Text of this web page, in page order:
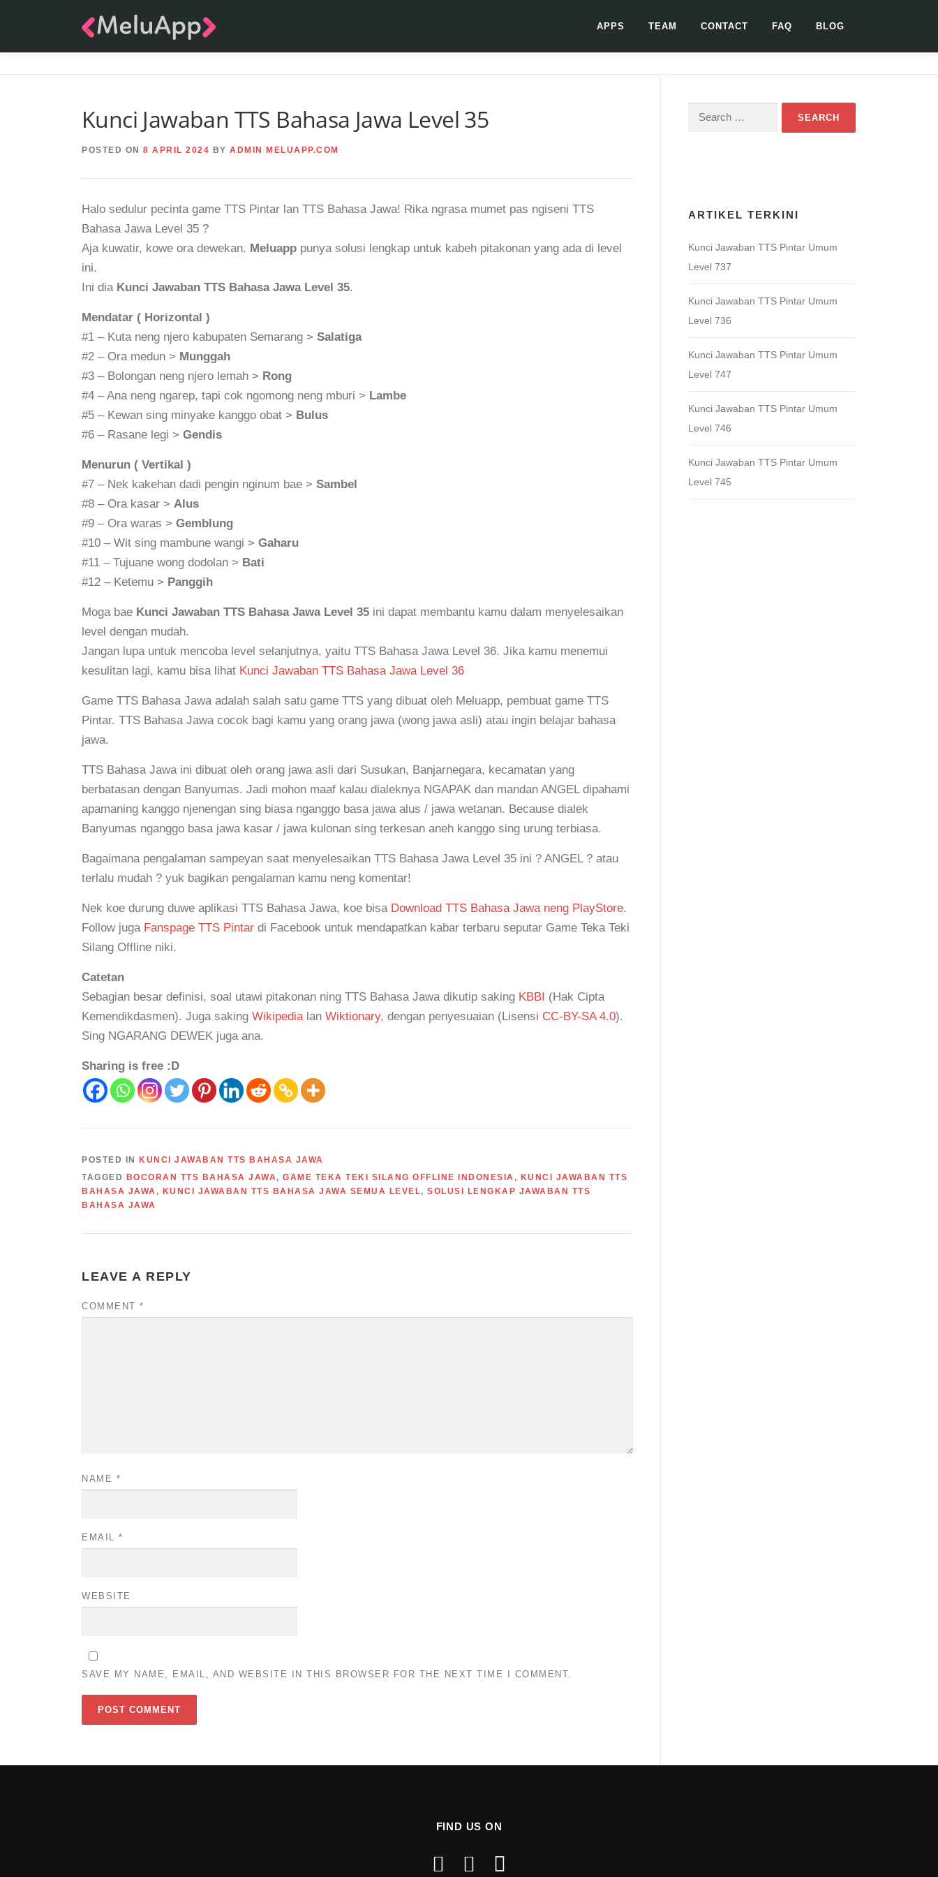
APPS TEAM CONTACT FAQ BLOG
Kunci Jawaban TTS Bahasa Jawa Level 35
POSTED ON 8 APRIL 2024 BY ADMIN MELUAPP.COM
Halo sedulur pecinta game TTS Pintar lan TTS Bahasa Jawa! Rika ngrasa mumet pas ngiseni TTS
Bahasa Jawa Level 35 ?
Aja kuwatir, kowe ora dewekan. Meluapp punya solusi lengkap untuk kabeh pitakonan yang ada di level
ini.
Ini dia Kunci Jawaban TTS Bahasa Jawa Level 35.
Mendatar ( Horizontal )
#1 – Kuta neng njero kabupaten Semarang > Salatiga
#2 – Ora medun > Munggah
#3 – Bolongan neng njero lemah > Rong
#4 – Ana neng ngarep, tapi cok ngomong neng mburi > Lambe
#5 – Kewan sing minyake kanggo obat > Bulus
#6 – Rasane legi > Gendis
Menurun ( Vertikal )
#7 – Nek kakehan dadi pengin nginum bae > Sambel
#8 – Ora kasar > Alus
#9 – Ora waras > Gemblung
#10 – Wit sing mambune wangi > Gaharu
#11 – Tujuane wong dodolan > Bati
#12 – Ketemu > Panggih
Moga bae Kunci Jawaban TTS Bahasa Jawa Level 35 ini dapat membantu kamu dalam menyelesaikan
level dengan mudah.
Jangan lupa untuk mencoba level selanjutnya, yaitu TTS Bahasa Jawa Level 36. Jika kamu menemui
kesulitan lagi, kamu bisa lihat Kunci Jawaban TTS Bahasa Jawa Level 36
Game TTS Bahasa Jawa adalah salah satu game TTS yang dibuat oleh Meluapp, pembuat game TTS
Pintar. TTS Bahasa Jawa cocok bagi kamu yang orang jawa (wong jawa asli) atau ingin belajar bahasa
jawa.
TTS Bahasa Jawa ini dibuat oleh orang jawa asli dari Susukan, Banjarnegara, kecamatan yang
berbatasan dengan Banyumas. Jadi mohon maaf kalau dialeknya NGAPAK dan mandan ANGEL dipahami
apamaning kanggo njenengan sing biasa nganggo basa jawa alus / jawa wetanan. Because dialek
Banyumas nganggo basa jawa kasar / jawa kulonan sing terkesan aneh kanggo sing urung terbiasa.
Bagaimana pengalaman sampeyan saat menyelesaikan TTS Bahasa Jawa Level 35 ini ? ANGEL ? atau
terlalu mudah ? yuk bagikan pengalaman kamu neng komentar!
Nek koe durung duwe aplikasi TTS Bahasa Jawa, koe bisa Download TTS Bahasa Jawa neng PlayStore.
Follow juga Fanspage TTS Pintar di Facebook untuk mendapatkan kabar terbaru seputar Game Teka Teki
Silang Offline niki.
Catetan
Sebagian besar definisi, soal utawi pitakonan ning TTS Bahasa Jawa dikutip saking KBBI (Hak Cipta
Kemendikdasmen). Juga saking Wikipedialan Wiktionary, dengan penyesuaian (Lisensi CC-BY-SA 4.0).
Sing NGARANG DEWEK juga ana.
Sharing is free :D
POSTED IN
KUNCI JAWABAN TTS BAHASA JAWA
TAGGED
BOCORAN TTS BAHASA JAWA, GAME TEKA TEKI SILANG OFFLINE INDONESIA , KUNCI JAWABAN TTS
BAHASA JAWA , KUNCI JAWABAN TTS BAHASA JAWA SEMUA LEVEL, SOLUSI LENGKAP JAWABAN TTS
BAHASA JAWA
LEAVE A REPLY
COMMENT *
NAME *
EMAIL *
WEBSITE
SAVE MY NAME, EMAIL, AND WEBSITE IN THIS BROWSER FOR THE NEXT TIME I COMMENT.
Search
ARTIKEL TERKINI
Kunci Jawaban TTS Pintar Umum
Level 737
Kunci Jawaban TTS Pintar Umum
Level 736
Kunci Jawaban TTS Pintar Umum
Level 747
Kunci Jawaban TTS Pintar Umum
Level 746
Kunci Jawaban TTS Pintar Umum
Level 745
FIND US ON